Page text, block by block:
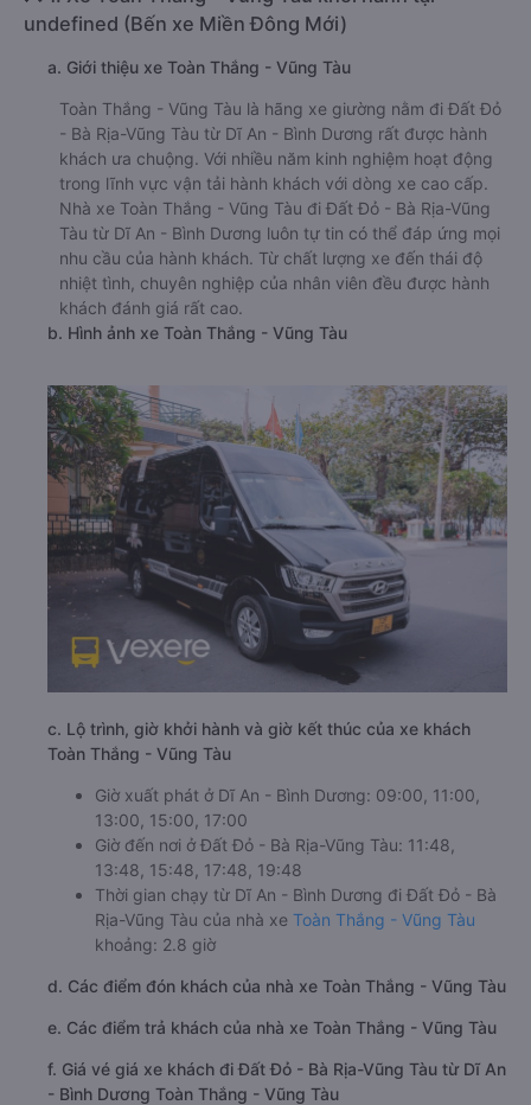
undefined (Bến xe Miền Đông Mới)
a. Giới thiệu xe Toàn Thắng - Vũng Tàu
Toàn Thắng - Vũng Tàu là hãng xe giường nằm đi Đất Đỏ
- Bà Rịa-Vũng Tàu từ Dĩ An - Bình Dương rất được hành
khách ưa chuộng. Với nhiều năm kinh nghiệm hoạt động
trong lĩnh vực vận tải hành khách với dòng xe cao cấp.
Nhà xe Toàn Thắng - Vũng Tàu đi Đất Đỏ - Bà Rịa-Vũng
Tàu từ Dĩ An - Bình Dương luôn tự tin có thể đáp ứng mọi
nhu cầu của hành khách. Từ chất lượng xe đến thái độ
nhiệt tình, chuyên nghiệp của nhân viên đều được hành
khách đánh giá rất cao.
b. Hình ảnh xe Toàn Thắng - Vũng Tàu
c. Lộ trình, giờ khởi hành và giờ kết thúc của xe khách
Toàn Thắng - Vũng Tàu
Giờ xuất phát ở Dĩ An - Bình Dương: 09:00, 11:00,
13:00, 15:00, 17:00
Giờ đến nơi ở Đất Đỏ - Bà Rịa-Vũng Tàu: 11:48,
13:48, 15:48, 17:48, 19:48
Thời gian chạy từ Dĩ An - Bình Dương đi Đất Đỏ - Bà
Rịa-Vũng Tàu của nhà xe Toàn Thắng - Vũng Tàu
khoảng: 2.8 giờ
d. Các điểm đón khách của nhà xe Toàn Thắng - Vũng Tàu
e. Các điểm trả khách của nhà xe Toàn Thắng - Vũng Tàu
f. Giá vé giá xe khách đi Đất Đỏ - Bà Rịa-Vũng Tàu từ Dĩ An
- Bình Dương Toàn Thắng - Vũng Tàu